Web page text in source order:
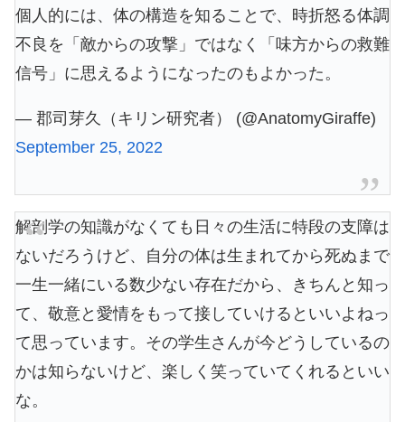
個人的には、体の構造を知ることで、時折怒る体調
不良を「敵からの攻撃」ではなく「味方からの救難
信号」に思えるようになったのもよかった。
— 郡司芽久（キリン研究者） (@AnatomyGiraffe)
September 25, 2022
解剖学の知識がなくても日々の生活に特段の支障は
ないだろうけど、自分の体は生まれてから死ぬまで
一生一緒にいる数少ない存在だから、きちんと知っ
て、敬意と愛情をもって接していけるといいよねっ
て思っています。その学生さんが今どうしているの
かは知らないけど、楽しく笑っていてくれるといい
な。